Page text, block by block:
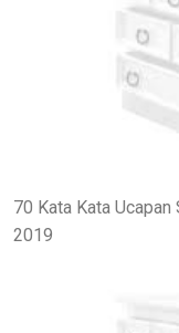
70 Kata Kata
2019